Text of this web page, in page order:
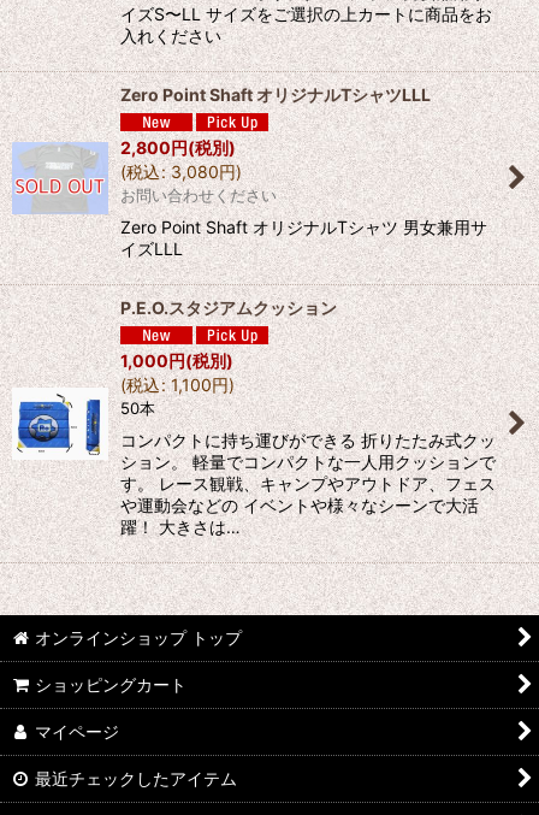
イズS〜LL サイズをご選択の上カートに商品をお
入れください
Zero Point Shaft オリジナルTシャツLLL
2,800円(税別)
(税込: 3,080円)
お問い合わせください
Zero Point Shaft オリジナルTシャツ 男女兼用サ
イズLLL
P.E.O.スタジアムクッション
1,000円(税別)
(税込: 1,100円)
50本
コンパクトに持ち運びができる 折りたたみ式クッ
ション。 軽量でコンパクトな一人用クッションで
す。 レース観戦、キャンプやアウトドア、フェス
や運動会などの イベントや様々なシーンで大活
躍！ 大きさは…
オンラインショップ トップ
ショッピングカート
マイページ
最近チェックしたアイテム